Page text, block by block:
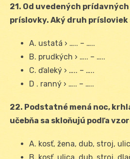
21. Od uvedených
príslovky. Aký druh
A. ustatá › ….. – …..
B. prudkých › ….. – …..
C. ďaleký › ….. – …..
D . ranný › ….. – …..
22. Podstatné mená noc,
učebňa sa skloňujú podľa
A. kosť, žena, dub, stroj,